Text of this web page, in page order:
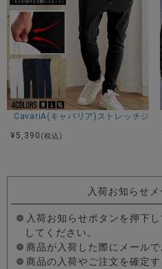
CavariA(キャバリア)ストレッチジョ
¥ 5,390 (税込)
入荷お知らせ
入荷お知らせボタンを押下
してください。
商品が入荷した際にメールで
商品の入荷やご注文を確定す